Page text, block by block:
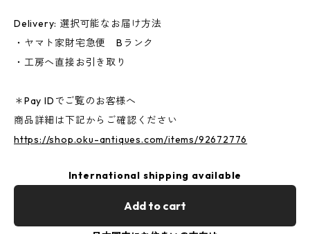
Delivery: 選択可能なお届け方法
・ヤマト家財宅急便 Bランク
・工房へ直接お引き取り
＊Pay IDでご覧のお客様へ
商品詳細は下記からご確認ください
https://shop.oku-antiques.com/items/92672776
International shipping available
Add to cart